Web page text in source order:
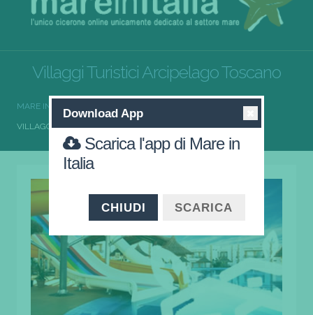
Villaggi Turistici Arcipelago Toscano
MARE IN ITALIA
VILLAGGI TURISTICI ARCIPELAGO TOSCANO
Download App
Scarica l'app di Mare in
Italia
CHIUDI SCARICA